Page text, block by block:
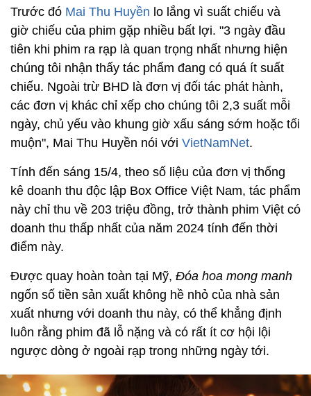
Trước đó Mai Thu Huyền lo lắng vì suất chiếu và
giờ chiếu của phim gặp nhiều bất lợi. "3 ngày đầu
tiên khi phim ra rạp là quan trọng nhất nhưng hiện
chúng tôi nhận thấy tác phẩm đang có quá ít suất
chiếu. Ngoài trừ BHD là đơn vị đối tác phát hành,
các đơn vị khác chỉ xếp cho chúng tôi 2,3 suất mỗi
ngày, chủ yếu vào khung giờ xấu sáng sớm hoặc tối
muộn", Mai Thu Huyền nói với VietNamNet.
Tính đến sáng 15/4, theo số liệu của đơn vị thống
kê doanh thu độc lập Box Office Việt Nam, tác phẩm
này chỉ thu về 203 triệu đồng, trở thành phim Việt có
doanh thu thấp nhất của năm 2024 tính đến thời
điểm này.
Được quay hoàn toàn tại Mỹ, Đóa hoa mong manh
ngốn số tiền sản xuất không hề nhỏ của nhà sản
xuất nhưng với doanh thu này, có thể khẳng định
luôn rằng phim đã lỗ nặng và có rất ít cơ hội lội
ngược dòng ở ngoài rạp trong những ngày tới.